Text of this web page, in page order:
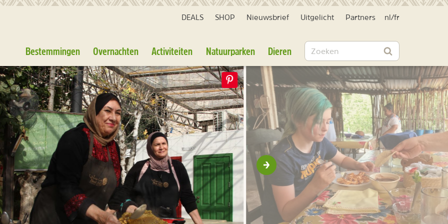
DEALS SHOP Nieuwsbrief Uitgelicht Partners nl /fr
Bestemmingen Overnachten Activiteiten Natuurparken Dieren Zoeken
Zoeken
Volgende